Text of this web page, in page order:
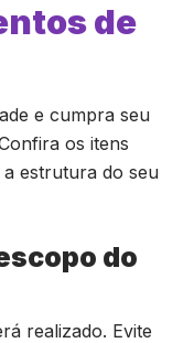
de
e cumpra seu
os itens
estrutura do seu
do
realizado. Evite